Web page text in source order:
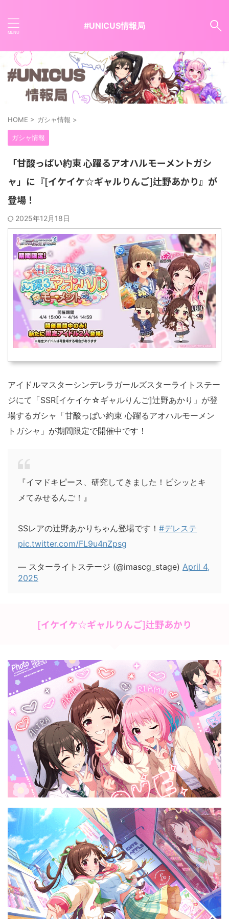
#UNICUS情報局
HOME > ガシャ情報 >
ガシャ情報
「甘酸っぱい約束 心躍るアオハルモーメントガシ
ャ」に『[イケイケ☆ギャルりんご]辻野あかり』が
登場！
2025年12月18日
アイドルマスターシンデレラガールズスターライトステー
ジにて「SSR[イケイケ☆ギャルりんご]辻野あかり」が登
場するガシャ「甘酸っぱい約束 心躍るアオハルモーメン
トガシャ」が期間限定で開催中です！
『イマドキピース、研究してきました！ビシッとキ
メてみせるんご！』
SSレアの辻野あかりちゃん登場です！ #デレステ
pic.twitter.com/FL9u4nZpsg
— スターライトステージ (@imascg_stage) April 4,
2025
[イケイケ☆ギャルりんご]辻野あかり